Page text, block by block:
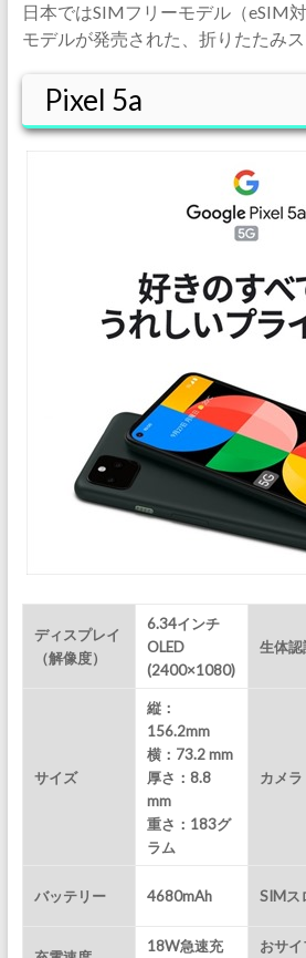
日本ではSIMフリーモデル（eSIM
モデルが発売された、折りたたみス
Pixel 5a
ディスプレイ
（解像度）
6.34インチ
OLED
(2400×1080)
生体認
サイズ
縦：
156.2mm
横：73.2 mm
厚さ：8.8
mm
重さ：183グ
ラム
カメラ
バッテリー 4680mAh SIMス
18W急速充 おサ